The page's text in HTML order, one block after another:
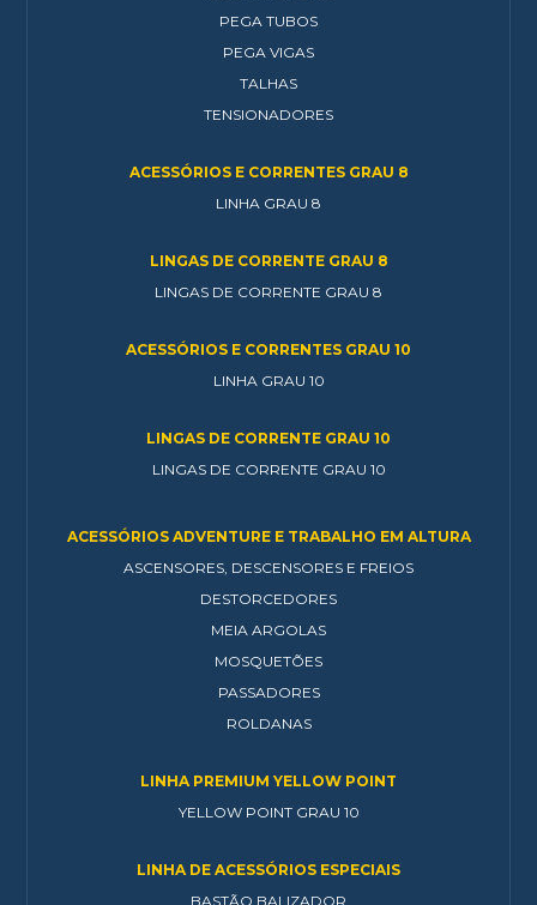
PEGA TUBOS
PEGA VIGAS
TALHAS
TENSIONADORES
ACESSÓRIOS E CORRENTES GRAU 8
LINHA GRAU 8
LINGAS DE CORRENTE GRAU 8
LINGAS DE CORRENTE GRAU 8
ACESSÓRIOS E CORRENTES GRAU 10
LINHA GRAU 10
LINGAS DE CORRENTE GRAU 10
LINGAS DE CORRENTE GRAU 10
ACESSÓRIOS ADVENTURE E TRABALHO EM ALTURA
ASCENSORES, DESCENSORES E FREIOS
DESTORCEDORES
MEIA ARGOLAS
MOSQUETÕES
PASSADORES
ROLDANAS
LINHA PREMIUM YELLOW POINT
YELLOW POINT GRAU 10
LINHA DE ACESSÓRIOS ESPECIAIS
BASTÃO BALIZADOR